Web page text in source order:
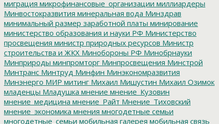
миграция микрофинансовые_организации миллиардеры
Минвостокразвития минеральная вода Минздрав
минимальный размер заработной платы минирование
министерство образования и науки РФ Министерство
просвещения министр природных ресурсов Министр
строительства и ЖКХ Минобороны РФ Минобрнауки
Минприроды минпромторг Минпросвещения Минстрой
Минтранс Минтруд Минфин Минэкономразвития
Минэнерго МИР митинг Михаил Мишустин Михаил Озимок
младенцы Младушка мнение мнение_Кузовин
мнение_медицина мнение_Райт Мнение_Тиховский
мнение_экономика мнения многодетные семьи
многодетные_семьи мобильная галерея мобильная связь